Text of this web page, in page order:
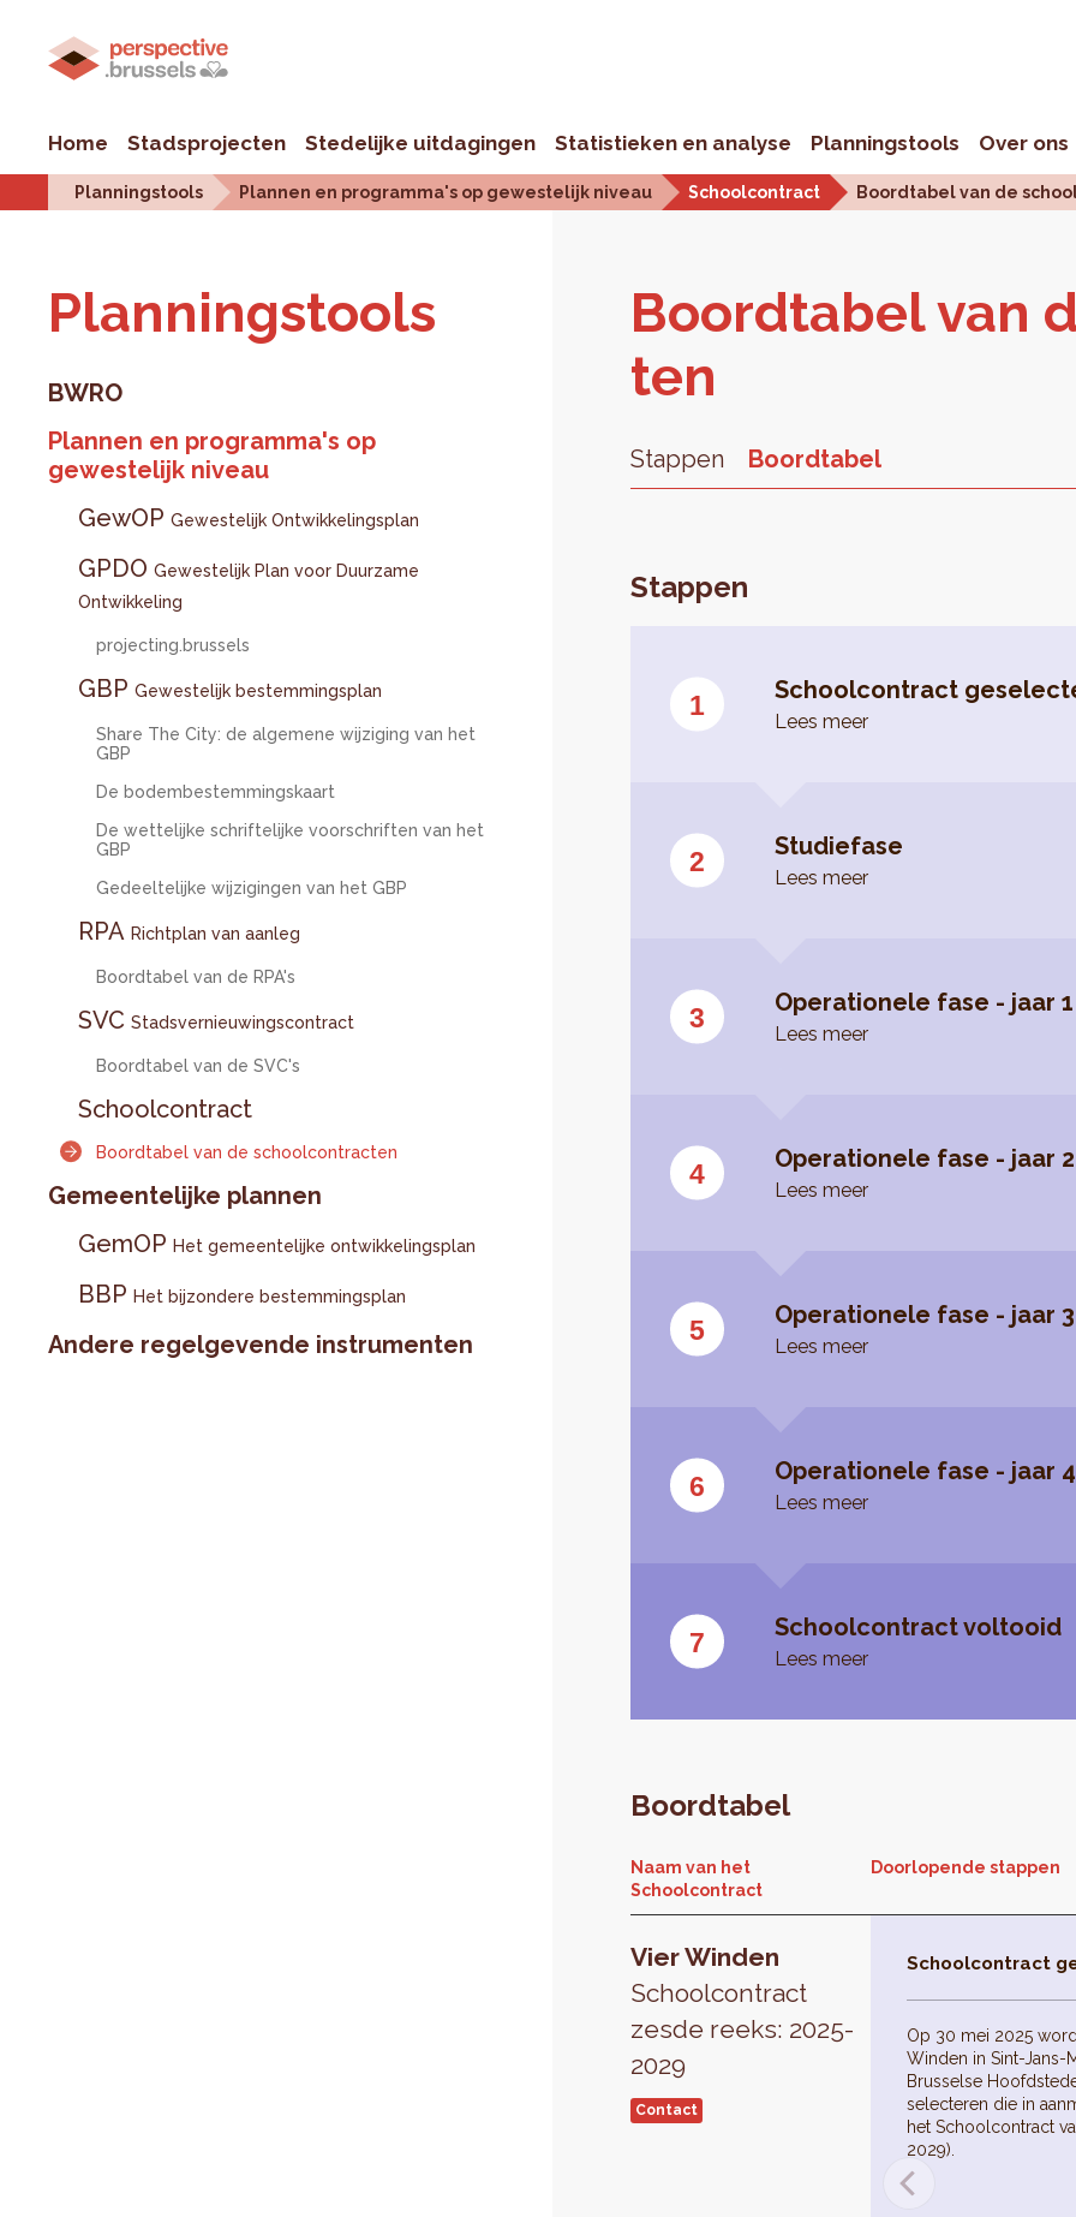
Home Stadsprojecten Stedelijke uitdagingen Statistieken en analyse Planningstools Over ons
Planningstools Plannen en programma's op gewestelijk niveau Schoolcontract Boordtabel van de
Plan­ningstools
BWRO
Plannen en programma's op
gewestelijk niveau
GewOP Gewestelijk Ontwikkelingsplan
GPDO Gewestelijk Plan voor Duurzame
Ontwikkeling
projecting.brussels
GBP Gewestelijk bestemmingsplan
Share The City: de algemene wijziging van het
GBP
De bodembestemmingskaart
De wettelijke schriftelijke voorschriften van het
GBP
Gedeeltelijke wijzigingen van het GBP
RPA Richtplan van aanleg
Boordtabel van de RPA's
SVC Stadsvernieuwingscontract
Boordtabel van de SVC's
Schoolcontract
Boordtabel van de schoolcontracten
Gemeentelijke plannen
GemOP Het gemeentelijke ontwikkelingsplan
BBP Het bijzondere bestemmingsplan
Andere regelgevende instrumenten
Boord­ta­bel van
ten
Stappen Boordtabel
Stappen
Schoolcontract
Lees meer
Studiefase
Lees meer
Operationele fase - jaar 1
Lees meer
Operationele fase - jaar 2
Lees meer
Operationele fase - jaar 3
Lees meer
Operationele fase - jaar 4
Lees meer
Schoolcontract voltooid
Lees meer
Boordtabel
Naam van het
Schoolcontract
Doorlopende stappen
Vier Winden
Schoolcontract
zesde reeks: 2025-
2029
Contact
Schoolcontract
Op 30 mei 2025
Winden in Sint-
Brusselse
selecteren die in
het Schoolcontract
2029).